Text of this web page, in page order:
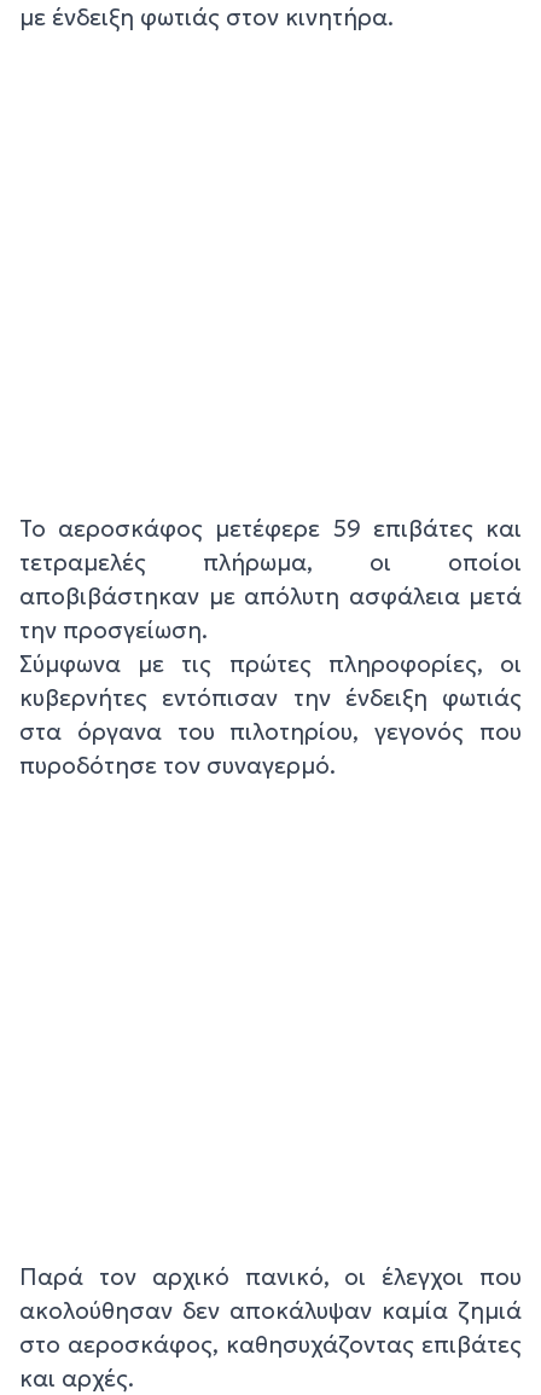
με ένδειξη φωτιάς στον κινητήρα.
Το αεροσκάφος μετέφερε 59 επιβάτες και
τετραμελές πλήρωμα, οι οποίοι
αποβιβάστηκαν με απόλυτη ασφάλεια μετά
την προσγείωση.
Σύμφωνα με τις πρώτες πληροφορίες, οι
κυβερνήτες εντόπισαν την ένδειξη φωτιάς
στα όργανα του πιλοτηρίου, γεγονός που
πυροδότησε τον συναγερμό.
Παρά τον αρχικό πανικό, οι έλεγχοι που
ακολούθησαν δεν αποκάλυψαν καμία ζημιά
στο αεροσκάφος, καθησυχάζοντας επιβάτες
και αρχές.